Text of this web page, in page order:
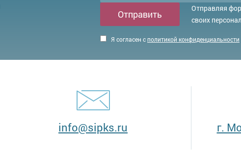
Я согласен сполитикой конфиденциальности
Отправить
Отправляя
своих
info@sipks.ru
г.